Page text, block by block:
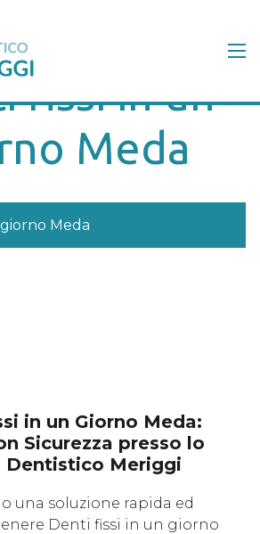
fissi in un
Meda
Meda
in un Giorno Meda:
Sicurezza presso lo
Dentistico Meriggi
una soluzione rapida ed
Denti fissi in un giorno